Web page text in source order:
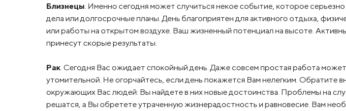
Близнецы . Именно сегодня может случиться некое событие, которое
дела или долгосрочные планы. День благоприятен для активного отдыха,
или работы на открытом воздухе. Ваш жизненный потенциал на высоте.
принесут скорые результаты.
Рак. Сегодня Вас ожидает спокойный день. Даже совсем простая работа может
утомительной. Не огорчайтесь, если день покажется Вам нелегким. Обратите
окружающих Вас людей: Вы найдете в них новые достоинства. Проблемы на
решатся, а Вы обретете утраченную жизнерадостность и равновесие. Вам